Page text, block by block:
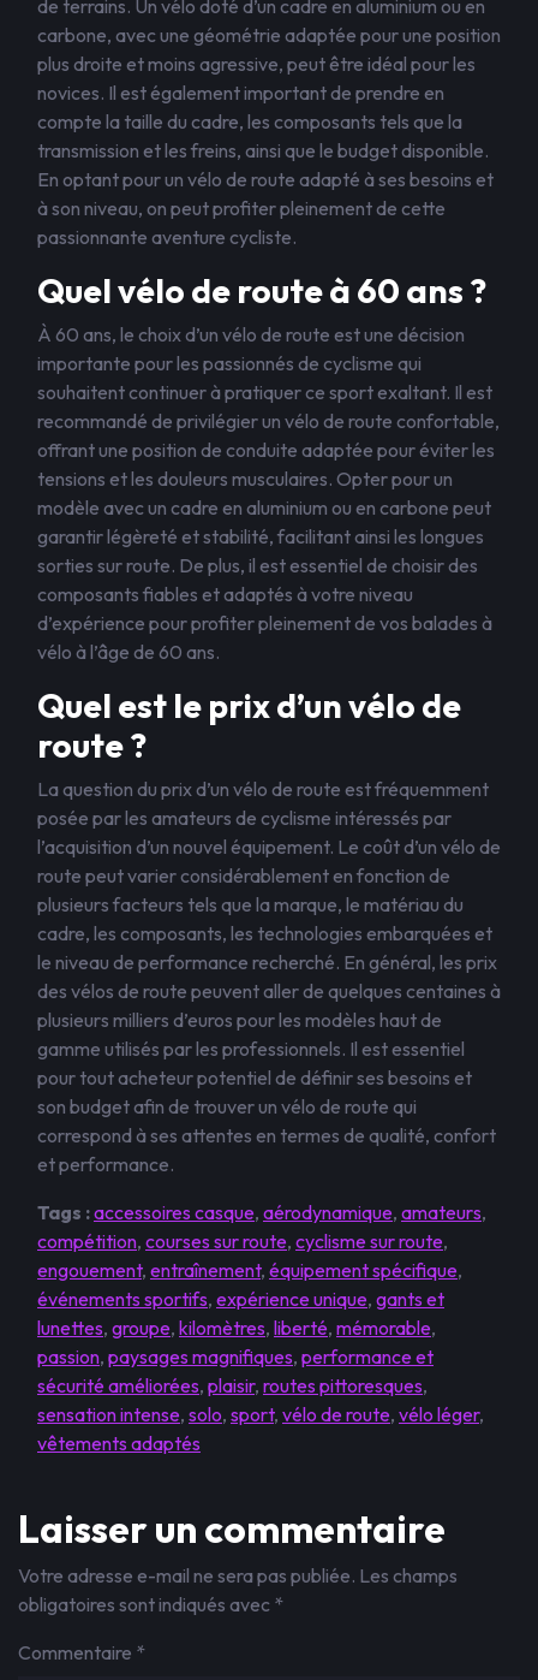
de terrains. Un vélo doté d’un cadre en aluminium ou en
carbone, avec une géométrie adaptée pour une position
plus droite et moins agressive, peut être idéal pour les
novices. Il est également important de prendre en
compte la taille du cadre, les composants tels que la
transmission et les freins, ainsi que le budget disponible.
En optant pour un vélo de route adapté à ses besoins et
à son niveau, on peut profiter pleinement de cette
passionnante aventure cycliste.
Quel vélo de route à 60 ans ?
À 60 ans, le choix d’un vélo de route est une décision
importante pour les passionnés de cyclisme qui
souhaitent continuer à pratiquer ce sport exaltant. Il est
recommandé de privilégier un vélo de route confortable,
offrant une position de conduite adaptée pour éviter les
tensions et les douleurs musculaires. Opter pour un
modèle avec un cadre en aluminium ou en carbone peut
garantir légèreté et stabilité, facilitant ainsi les longues
sorties sur route. De plus, il est essentiel de choisir des
composants fiables et adaptés à votre niveau
d’expérience pour profiter pleinement de vos balades à
vélo à l’âge de 60 ans.
Quel est le prix d’un vélo de
route ?
La question du prix d’un vélo de route est fréquemment
posée par les amateurs de cyclisme intéressés par
l’acquisition d’un nouvel équipement. Le coût d’un vélo de
route peut varier considérablement en fonction de
plusieurs facteurs tels que la marque, le matériau du
cadre, les composants, les technologies embarquées et
le niveau de performance recherché. En général, les prix
des vélos de route peuvent aller de quelques centaines à
plusieurs milliers d’euros pour les modèles haut de
gamme utilisés par les professionnels. Il est essentiel
pour tout acheteur potentiel de définir ses besoins et
son budget afin de trouver un vélo de route qui
correspond à ses attentes en termes de qualité, confort
et performance.
Tags :accessoires casque, aérodynamique, amateurs,
compétition, courses sur route, cyclisme sur route,
engouement, entraînement, équipement spécifique,
événements sportifs, expérience unique, gants et
lunettes, groupe, kilomètres, liberté, mémorable,
passion, paysages magnifiques, performance et
sécurité améliorées, plaisir, routes pittoresques,
sensation intense, solo, sport, vélo de route, vélo léger,
vêtements adaptés
Laisser un commentaire
Votre adresse e-mail ne sera pas publiée. Les champs
obligatoires sont indiqués avec *
Commentaire *